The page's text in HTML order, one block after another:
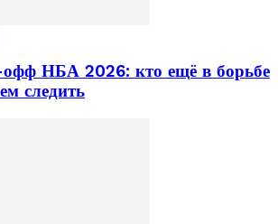
НБА 2026: кто ещё в борьбе
следить